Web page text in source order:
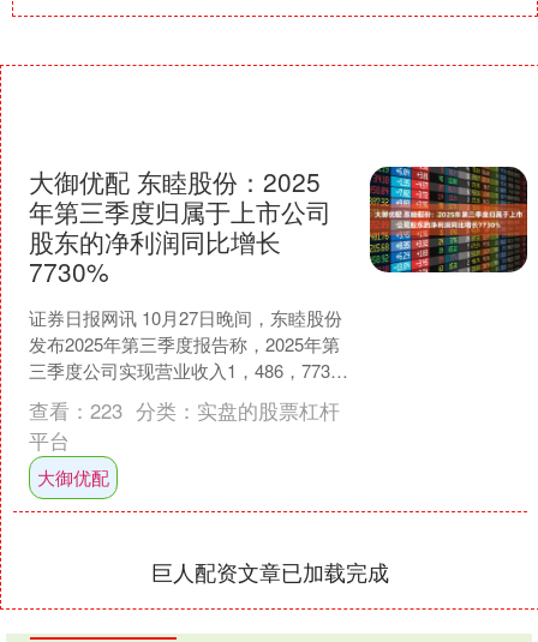
大御优配 东睦股份：2025
年第三季度归属于上市公司
股东的净利润同比增长
7730%
证券日报网讯 10月27日晚间，东睦股份
发布2025年第三季度报告称，2025年第
三季度公司实现营业收入1，486，773，
430.44元，同比增长18.23%....
查看： 223 分类： 实盘的股票杠杆
平台
大御优配
巨人配资文章已加载完成